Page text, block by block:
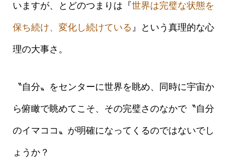
いますが、とどのつまりは『世界は完璧な状態を
保ち続け、変化し続けている 』という真理的な心
理の大事さ。
〝自分〟をセンターに世界を眺め、同時に宇宙か
ら俯瞰で眺めてこそ、その完璧さのなかで〝自分
のイマココ〟が明確になってくるのではないでし
ょうか？